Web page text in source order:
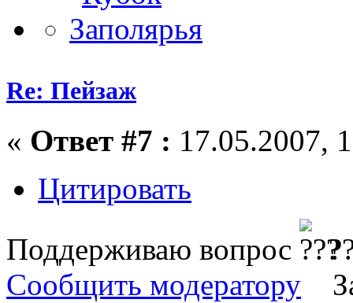
Re: Пейзаж
« Ответ #7 : 17.05.2007,
Цитировать
Поддерживаю вопрос
Сообщить модератору